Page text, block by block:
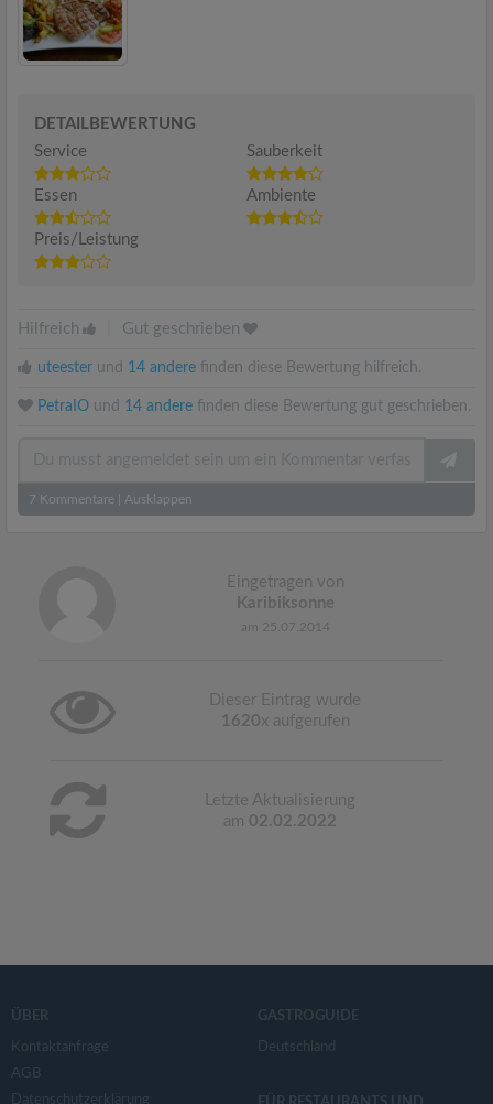
DETAILBEWERTUNG
Service
Sauberkeit
Essen Ambiente
Preis/Leistung
Hilfreich Gut geschrieben
uteester und 14 andere finden diese Bewertung hilfreich.
PetraIO und 14 andere finden diese Bewertung gut geschrieben.
7 Kommentare Ausklappen
Eingetragen von
Karibiksonne
am 25.07.2014
Dieser Eintrag wurde
1620x aufgerufen
Letzte Aktualisierung
am 02.02.2022
ÜBER
Kontaktanfrage
AGB
Datenschutzerklärung
GASTROGUIDE
Deutschland